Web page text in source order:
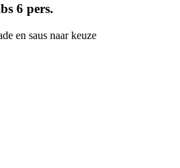
6 pers.
en saus naar keuze